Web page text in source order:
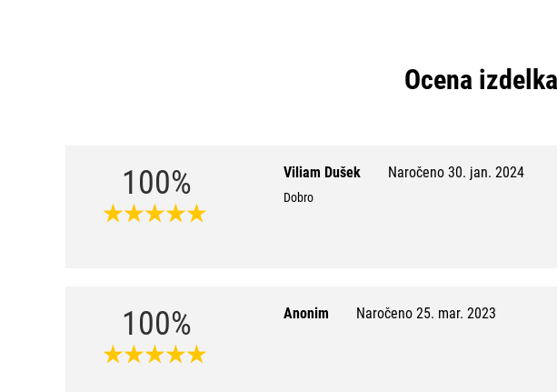
Ocena izdelka
,
0
100% Viliam Dušek Naročeno 30. jan. 2024
Dobro
100% Anonim Naročeno 25. mar. 2023